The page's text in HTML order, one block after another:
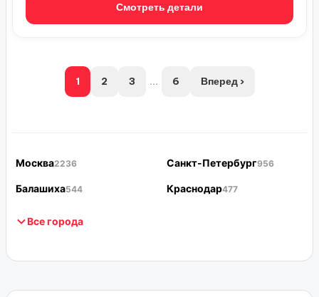
Смотреть детали
1 2 3 ... 6 Вперед ›
Москва2236 Санкт-Петербург956
Балашиха544 Краснодар477
Все города